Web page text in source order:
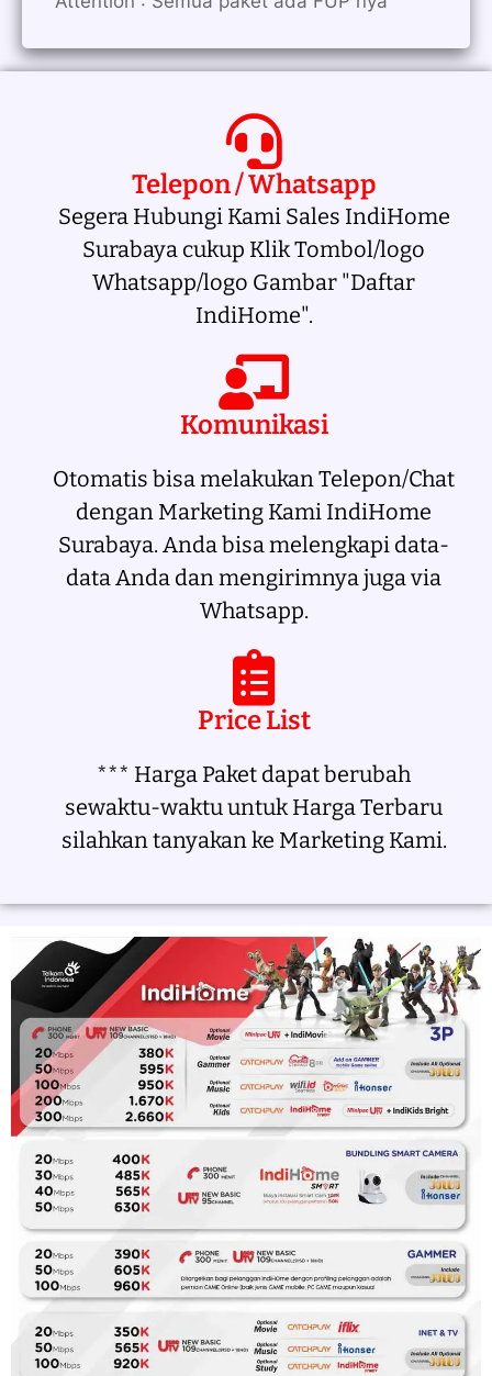
Telepon / Whatsapp
Segera Hubungi Kami Sales IndiHome
Surabaya cukup Klik Tombol/logo
Whatsapp/logo Gambar "Daftar
IndiHome".
Komunikasi
Otomatis bisa melakukan Telepon/Chat
dengan Marketing Kami IndiHome
Surabaya. Anda bisa melengkapi data-
data Anda dan mengirimnya juga via
Whatsapp.
Price List
*** Harga Paket dapat berubah
sewaktu-waktu untuk Harga Terbaru
silahkan tanyakan ke Marketing Kami.